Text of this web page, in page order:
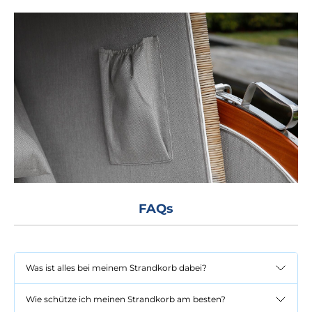
FAQs
Was ist alles bei meinem Strandkorb dabei?
Wie schütze ich meinen Strandkorb am besten?